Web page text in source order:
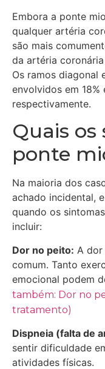
Embora a ponte
qualquer artéria
são mais
da artéria
Os ramos diagonal
envolvidos em 18%
respectivamente.
Quais
ponte
Na maioria dos
achado incidental,
quando os
incluir:
Dor no peito: A
comum. Tanto
emocional podem
também: Dor no
tratamento)
Dispneia (falta de
sentir dificuldade
atividades físicas.